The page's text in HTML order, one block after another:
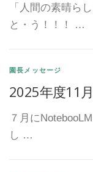
「人間の素晴ら
と・う！！！ …
園長メッセージ
2025年度11
７月に
し …